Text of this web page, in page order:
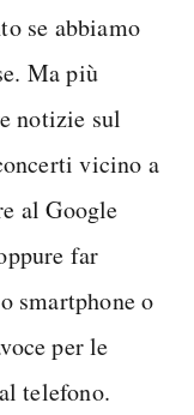
se abbiamo
Ma più
notizie sul
vicino a
al Google
far
smartphone o
per le
telefono.